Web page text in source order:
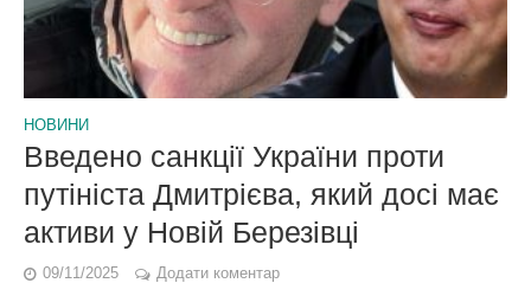
НОВИНИ
Введено санкції України проти
путініста Дмитрієва, який досі має
активи у Новій Березівці
09/11/2025 Додати коментар